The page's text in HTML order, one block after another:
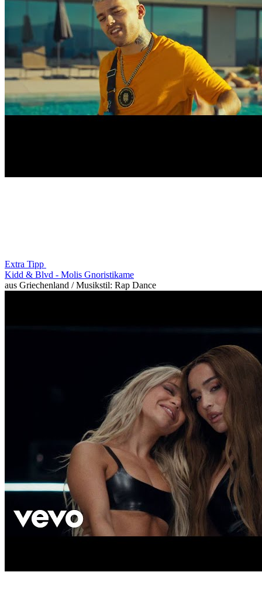
Extra Tipp
Kidd & Blvd - Molis Gnoristikame
aus Griechenland / Musikstil: Rap Dance